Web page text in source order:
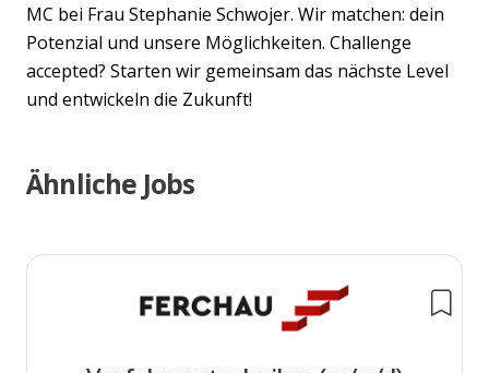
MC bei Frau Stephanie Schwojer. Wir matchen: dein
Potenzial und unsere Möglichkeiten. Challenge
accepted? Starten wir gemeinsam das nächste Level
und entwickeln die Zukunft!
Ähnliche Jobs